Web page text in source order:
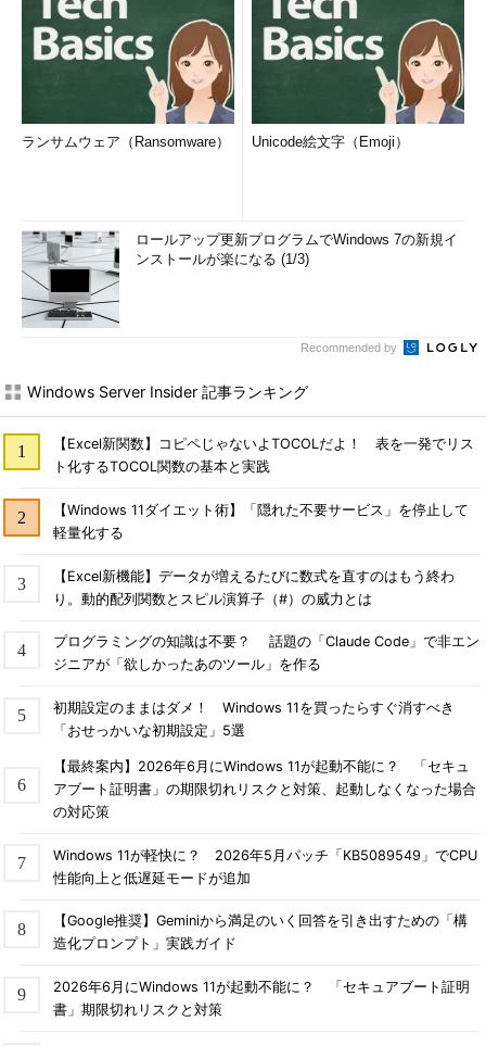
2010/06/29 12:43 <DIR> ..
2010/06/29 12:43 143,058 THIS_IS_WIN64.TXT…
Win64上で作成したファイル
1 個のファイル 143,058 バイト
C:\Windows\SysWOW64\TMP のディレクトリ…WOW64上
2010/06/29 12:45 <DIR> ..
2010/06/29 12:45 120,126 THIS_IS_x86.TXT
上で作成したファイル
1 個のファイル 120,126 バイト
レジストリのリダイレクションとリフレクション
ファイル・システムのリダイレクションと同様に、レジストリ
のエントリにもいくつかリダイレクトされるものがある
ンと64bitアプリケーションで異なる設定を（同じキーの場所な
ている環境に応じて、32bit用と64bit用で異なるレジストリ・キ
ーが作られ、参照や更新などが自動的に振り分けられるようにな
この機能は非常に分かりづらく、主にプログラマが対応するべ
きことなので、ここでは詳細は述べない。以下のWebページなど
を参照していただきたい。
さらに「レジストリ・リフレクション」という機能も用意さ
映される）機能も用意されている。完全に分けてしまうと、先ほ
どのフォルダのリダイレクトのように、保存したはずの値が読み
出せない（例：32bitアプリケーションで保存したものが、64bit
アプリケーションで読み出せないなど）ということが起こる可能
ランサムウェア（Ransomware） Unicode絵文字（Emoji）
ロールアップ更新プログラムでWindows 7の新規イ
ンストールが楽になる (1/3)
Recommended by
Windows Server Insider 記事ランキング
【Excel新関数】コピペじゃないよTOCOLだよ！ 表を一発でリス
ト化するTOCOL関数の基本と実践
【Windows 11ダイエット術】「隠れた不要サービス」を停止して
軽量化する
【Excel新機能】データが増えるたびに数式を直すのはもう終わ
り。動的配列関数とスピル演算子（#）の威力とは
プログラミングの知識は不要？ 話題の「Claude Code」で非エン
ジニアが「欲しかったあのツール」を作る
初期設定のままはダメ！ Windows 11を買ったらすぐ消すべき
「おせっかいな初期設定」5選
【最終案内】2026年6月にWindows 11が起動不能に？ 「セキュ
アブート証明書」の期限切れリスクと対策、起動しなくなった場合
の対応策
Windows 11が軽快に？ 2026年5月パッチ「KB5089549」でCPU
性能向上と低遅延モードが追加
【Google推奨】Geminiから満足のいく回答を引き出すための「構
造化プロンプト」実践ガイド
2026年6月にWindows 11が起動不能に？ 「セキュアブート証明
書」期限切れリスクと対策